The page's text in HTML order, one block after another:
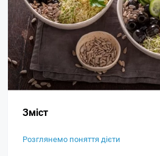
Зміст
Розглянемо поняття дієти